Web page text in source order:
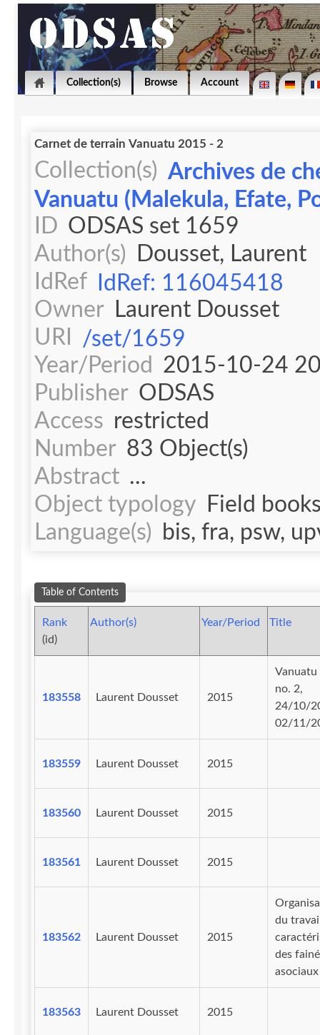
Collection(s) Browse Account
Carnet de terrain Vanuatu 2015 - 2
Collection(s) Archives de
Vanuatu (Malekula, Efate,
ID ODSAS set 1659
Author(s)
Dousset, Laurent
IdRef
IdRef: 116045418
Owner
Laurent Dousset
URI
/set/1659
Year/Period
2015-10-24
Publisher ODSAS
Access restricted
Number 83 Object(s)
Abstract ...
Object typology
Field
Language(s)
bis, fra, psw,
Table of Contents
Rank
(id)
Author(s) Year/Period Title
183558 Laurent Dousset 2015
Vanuatu
no. 2,
24/10/
02/11/
183559 Laurent Dousset 2015
183560 Laurent Dousset 2015
183561 Laurent Dousset 2015
183562 Laurent Dousset 2015
du
des
asociaux
183563 Laurent Dousset 2015